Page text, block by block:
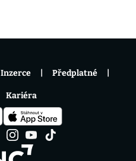
Inzerce Předplatné
Kariéra